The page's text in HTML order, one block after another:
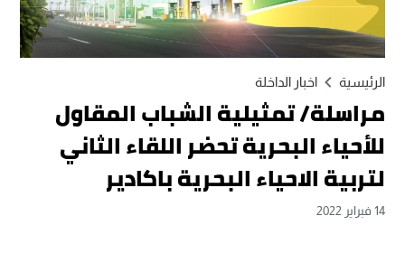
الرئيسية اخبار الداخلة
مراسلة/ تمثيلية الشباب المقاول
للأحياء البحرية تحضر اللقاء الثاني
لتربية الاحياء البحرية باكادير
14 فبراير 2022